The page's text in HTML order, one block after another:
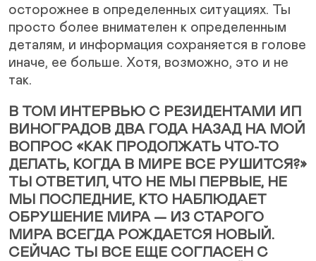
осторожнее в определенных ситуациях. Ты
просто более внимателен к определенным
деталям, и информация сохраняется в голове
иначе, ее больше. Хотя, возможно, это и не
так.
В ТОМ ИНТЕРВЬЮ С РЕЗИДЕНТАМИ ИП
ВИНОГРАДОВ ДВА ГОДА НАЗАД НА МОЙ
ВОПРОС «КАК ПРОДОЛЖАТЬ ЧТО-ТО
ДЕЛАТЬ, КОГДА В МИРЕ ВСЕ РУШИТСЯ?»
ТЫ ОТВЕТИЛ, ЧТО НЕ МЫ ПЕРВЫЕ, НЕ
МЫ ПОСЛЕДНИЕ, КТО НАБЛЮДАЕТ
ОБРУШЕНИЕ МИРА — ИЗ СТАРОГО
МИРА ВСЕГДА РОЖДАЕТСЯ НОВЫЙ.
СЕЙЧАС ТЫ ВСЕ ЕЩЕ СОГЛАСЕН С